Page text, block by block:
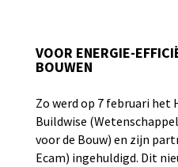
VOOR ENERGIE-
BOUWEN
Zo werd op 7 februari het
Buildwise
voor de Bouw) en zijn
Ecam) ingehuldigd. Dit